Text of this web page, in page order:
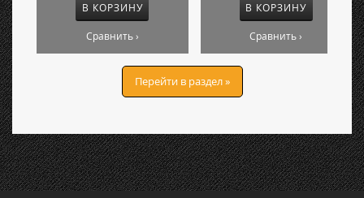
В КОРЗИНУ
Сравнить ›
В КОРЗИНУ
Сравнить ›
Перейти в раздел »